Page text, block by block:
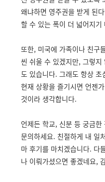
왜냐하면 영주권을 받게 된
할 수 있는 폭이 더 넓어지기
또한, 미국에 가족이나 친구
씬 쉬울 수 있겠지만, 그렇
도 있습니다. 그래도 항상
현재 상황을 즐기시면 언젠
것이라 생각합니다.
언제든 학교, 신분 등 궁금
문의하세요. 친절하게 내 일
마 후기를 마치겠습니다. 다
나 이뤄가셨으면 좋겠네요,